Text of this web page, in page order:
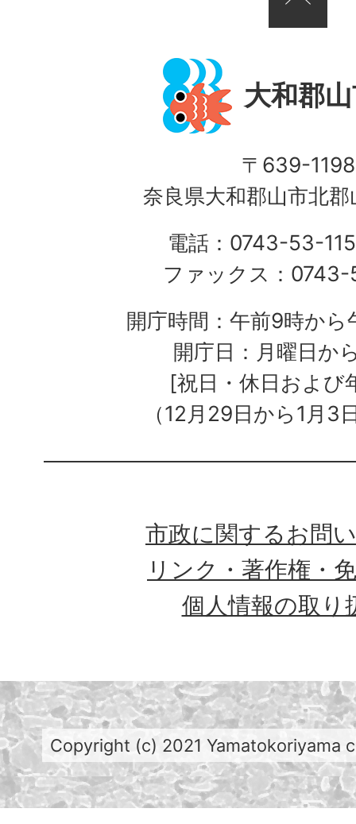
大和郡
〒639-1198
奈良県大和郡山市北
電話：0743-53-
ファックス：
開庁時間：午前9時か
開庁日：月曜日か
[祝日・休日および
（12月29日から1月3
市政に関するお問
リンク・著作権・
個人情報の取り
Copyright (c) 2021 Yamatokoriyama